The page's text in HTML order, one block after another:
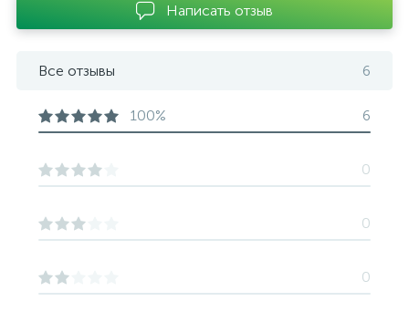
Написать отзыв
Все отзывы 6
100% 6
0
0
0